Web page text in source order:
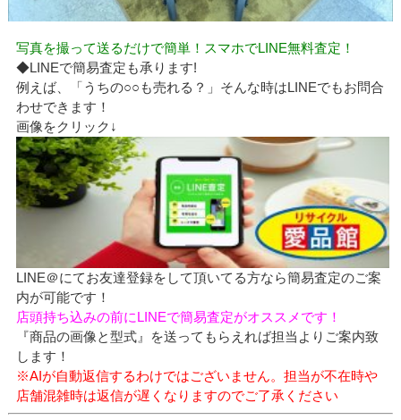
写真を撮って送るだけで簡単！スマホでLINE無料査定！
◆LINEで簡易査定も承ります!
例えば、「うちの○○も売れる？」そんな時はLINEでもお問合
わせできます！
画像をクリック↓
LINE＠にてお友達登録をして頂いてる方なら簡易査定のご案
内が可能です！
店頭持ち込みの前にLINEで簡易査定がオススメです！
『商品の画像と型式』を送ってもらえれば担当よりご案内致
します！
※AIが自動返信するわけではございません。担当が不在時や
店舗混雑時は返信が遅くなりますのでご了承ください